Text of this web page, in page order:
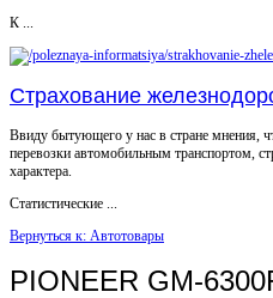
К ...
Страхование
Ввиду бытующего у нас в стране мнения,
перевозки автомобильным транспортом,
характера.
Статистические ...
Вернуться к: Автотовары
PIONEER GM-